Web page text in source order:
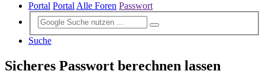
Portal PortalAlle Foren Passwort
Suche
Sicheres Passwort berechnen lassen